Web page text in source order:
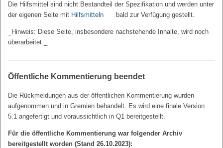
Die Hilfsmittel sind nicht Bestandteil der Spezifikation und werden unter
der eigenen Seite mit Hilfsmitteln bald zur Verfügung gestellt.
_Hinweis: Diese Seite, insbesondere nachstehende Inhalte, wird noch
überarbeitet._
Öffentliche Kommentierung beendet
Die Rückmeldungen aus der öffentlichen Kommentierung wurden
aufgenommen und in Gremien behandelt. Es wird eine finale Version
5.1 angefertigt und voraussichtlich in Q1 bereitgestellt.
Für die öffentliche Kommentierung war folgender Archiv
bereitgestellt worden (Stand 26.10.2023):